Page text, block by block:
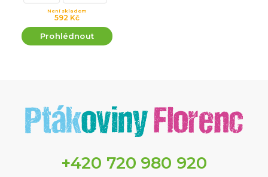
592 Kč
Není skladem
Prohlédnout
+420 720 980 920